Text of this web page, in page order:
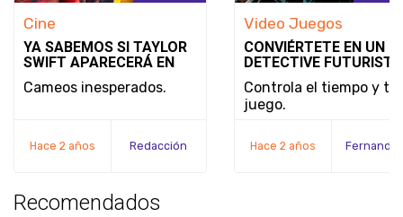
Cine
YA SABEMOS SI TAYLOR
SWIFT APARECERÁ EN
DEADPOOL & WOLVERINE
Cameos inesperados.
Hace 2 años Redacción
Video Juegos
CONVIÉRTETE EN UN
DETECTIVE
SE REVELA EL MODO
JUEGO Y LA FECHA DE
LANZAMIENTO DE
Controla el tiempo y tu
juego.
Hace 2 años
Recomendados